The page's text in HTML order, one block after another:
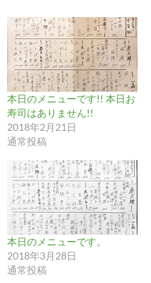
本日のメニューです!! 本日お
寿司はありません!!
2018年2月21日
通常投稿
本日のメニューです。
2018年3月28日
通常投稿